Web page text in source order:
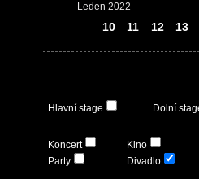
Leden 2022
10 11 12 13
Hlavní stage Dolní
Koncert
Party
Kino
Divadlo